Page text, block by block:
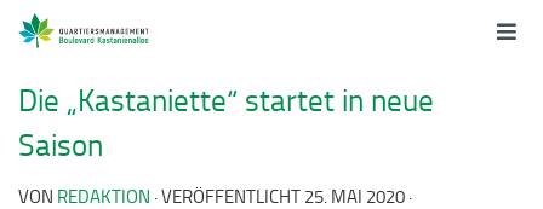
Die „Kastaniette“ startet in neue
Saison
VON REDAKTION · VERÖFFENTLICHT 25. MAI 2020 ·